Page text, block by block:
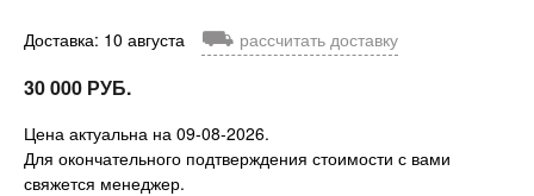
Доставка: 10 августа ⛟ рассчитать доставку
30 000 РУБ.
Цена актуальна на 09-08-2026.
Для окончательного подтверждения стоимости с вами
свяжется менеджер.